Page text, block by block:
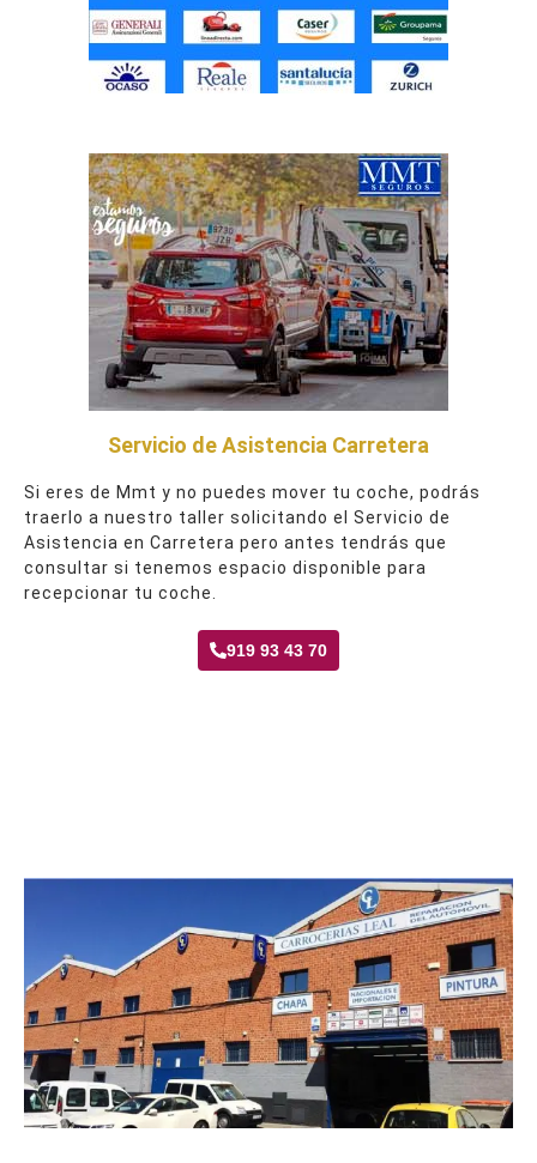
Servicio de Asistencia Carretera
Si eres de Mmt y no puedes mover tu coche, podrás
traerlo a nuestro taller solicitando el Servicio de
Asistencia en Carretera pero antes tendrás que
consultar si tenemos espacio disponible para
recepcionar tu coche.
919 93 43 70